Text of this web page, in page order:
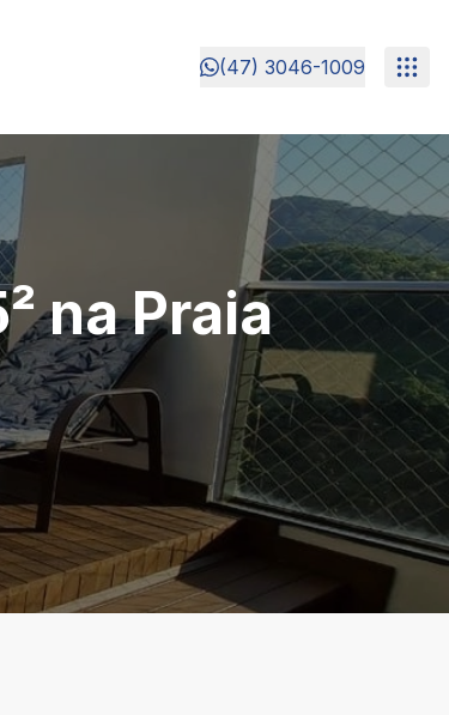
(47) 3046-1009
na Praia